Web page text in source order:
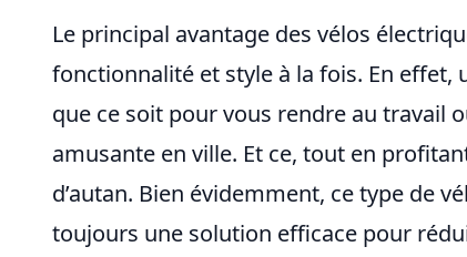
Le principal avantage des vélos
fonctionnalité et style à la fois. En
que ce soit pour vous rendre au travail
amusante en ville. Et ce, tout en
d’autan. Bien évidemment, ce type de
toujours une solution efficace pour